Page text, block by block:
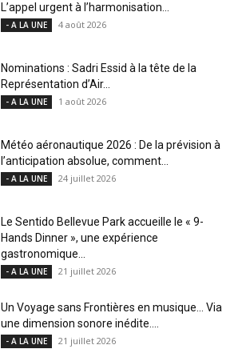
L’appel urgent à l’harmonisation...
- A LA UNE 4 août 2026
Nominations : Sadri Essid à la tête de la
Représentation d’Air...
- A LA UNE 1 août 2026
Météo aéronautique 2026 : De la prévision à
l’anticipation absolue, comment...
- A LA UNE 24 juillet 2026
Le Sentido Bellevue Park accueille le « 9-
Hands Dinner », une expérience
gastronomique...
- A LA UNE 21 juillet 2026
Un Voyage sans Frontières en musique… Via
une dimension sonore inédite....
- A LA UNE 21 juillet 2026